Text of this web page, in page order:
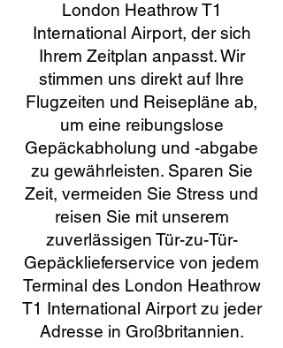
London Heathrow T1
International Airport, der sich
Ihrem Zeitplan anpasst. Wir
stimmen uns direkt auf Ihre
Flugzeiten und Reisepläne ab,
um eine reibungslose
Gepäckabholung und -abgabe
zu gewährleisten. Sparen Sie
Zeit, vermeiden Sie Stress und
reisen Sie mit unserem
zuverlässigen Tür-zu-Tür-
Gepäcklieferservice von jedem
Terminal des London Heathrow
T1 International Airport zu jeder
Adresse in Großbritannien.